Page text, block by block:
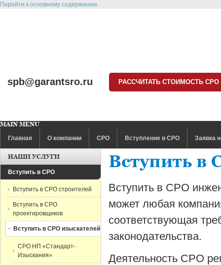
Перейти к основному содержанию
spb@garantsro.ru РАССЧИТАТЬ СТОИМОСТЬ СРО
MAIN MENU
Главная
О компании СРО Вступление в СРО Заявка
Вступить в
Вступить в СРО
может любая
соответствующая
законодательства.
Деятельность СРО
НАШИ УСЛУГИ
Вступить в СРО
Вступить в СРО строителей
Вступить в СРО
проектировщиков
Вступить в СРО изыскателей
СРО НП «Стандарт-
Изыскания»